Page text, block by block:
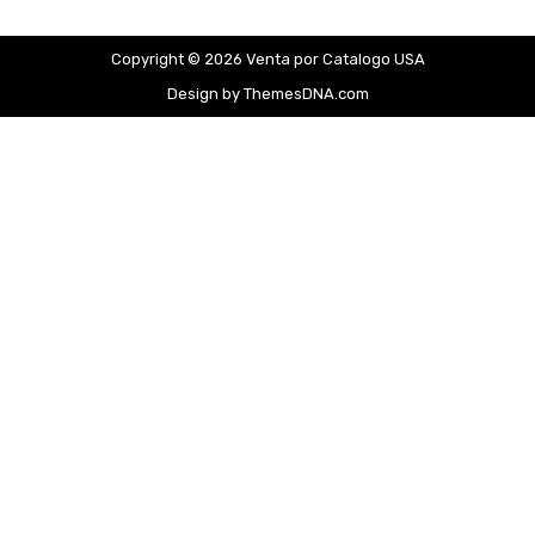
Copyright © 2026 Venta por Catalogo USA
Design by ThemesDNA.com